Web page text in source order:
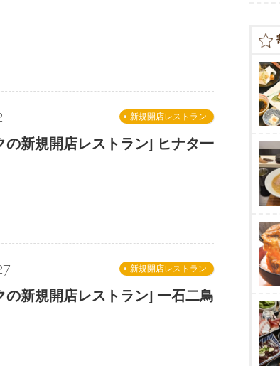
新規開店レストラン
の新規開店レストラン] ヒナタ一
新規開店レストラン
の新規開店レストラン] 一石二鳥